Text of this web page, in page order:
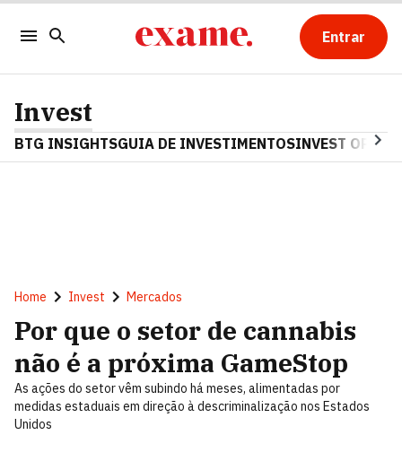
Entrar
Invest
BTG INSIGHTSGUIA DE INVESTIMENTOSINVEST OPINA
Home Invest Mercados
Por que o setor de cannabis
não é a próxima GameStop
As ações do setor vêm subindo há meses, alimentadas por
medidas estaduais em direção à descriminalização nos Estados
Unidos